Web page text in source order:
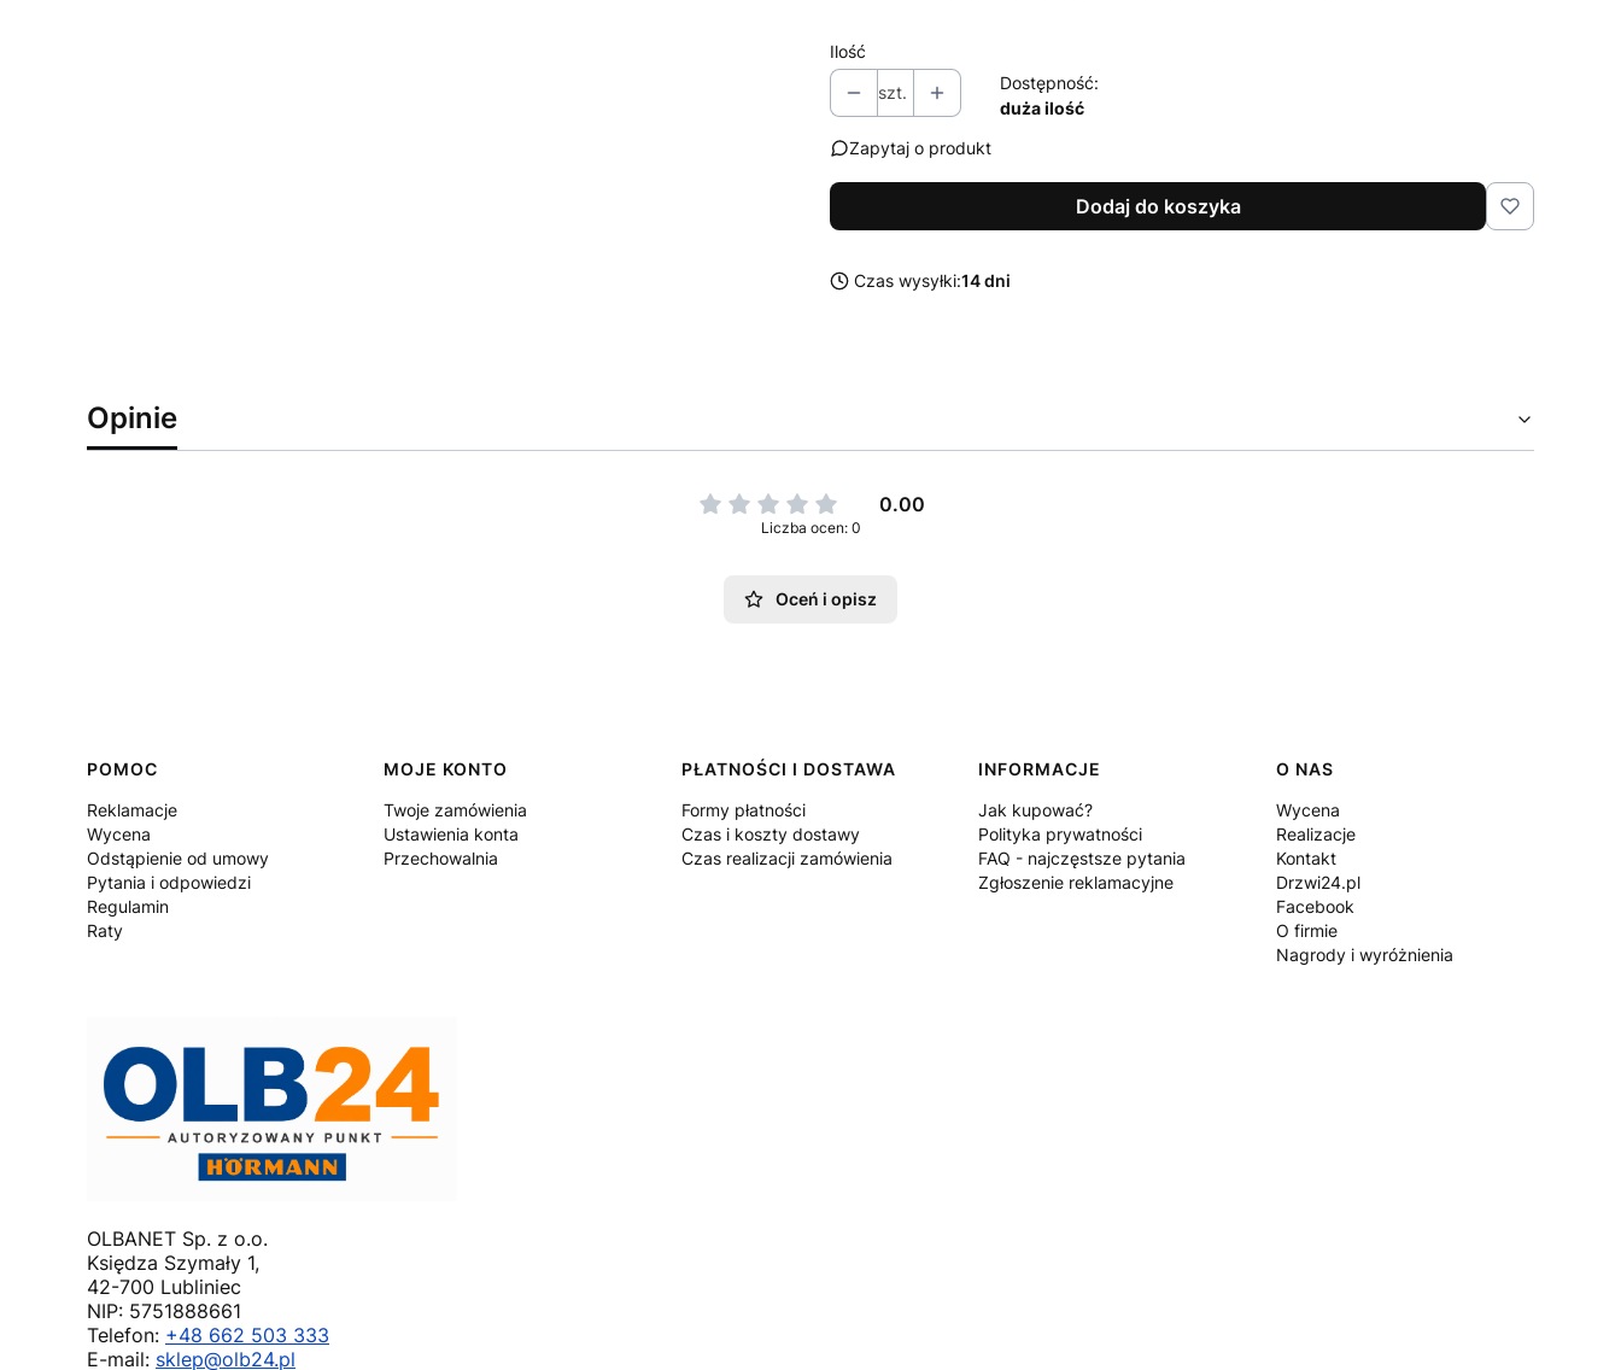
Ilość
szt.
Dostępność:
duża ilość
Zapytaj o produkt
Dodaj do koszyka
Czas wysyłki:14 dni
Opinie
0.00
Liczba ocen: 0
Oceń i opisz
Linki w stopce
POMOC
Reklamacje
Wycena
Odstąpienie od umowy
Pytania i odpowiedzi
Regulamin
Raty
MOJE KONTO
Twoje zamówienia
Ustawienia konta
Przechowalnia
PŁATNOŚCI I DOSTAWA
Formy płatności
Czas i koszty dostawy
Czas realizacji zamówienia
INFORMACJE
Jak kupować?
Polityka prywatności
FAQ - najczęstsze pytania
Zgłoszenie reklamacyjne
O NAS
Wycena
Realizacje
Kontakt
Drzwi24.pl
Facebook
O firmie
Nagrody i wyróżnienia
OLBANET Sp. z o.o.
Księdza Szymały 1,
42-700 Lubliniec
NIP: 5751888661
Telefon: +48 662 503 333
E-mail: sklep@olb24.pl